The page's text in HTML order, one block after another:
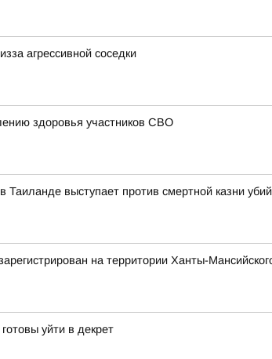
агрессивной соседки
здоровья участников СВО
выступает против смертной казни
на территории Ханты-
уйти в декрет